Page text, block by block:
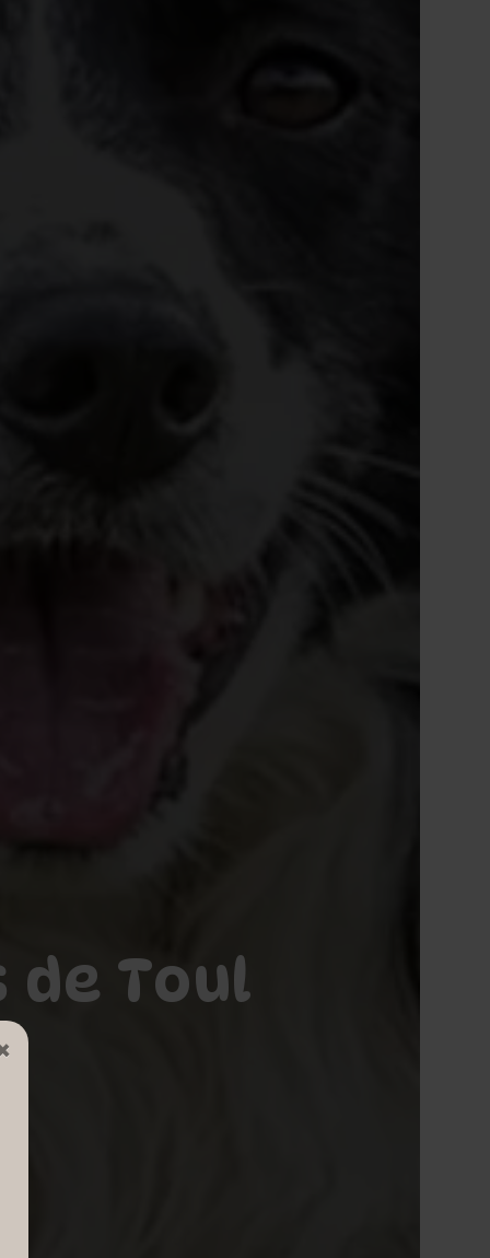
Toul